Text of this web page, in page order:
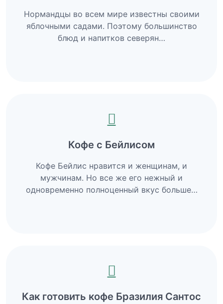
Нормандцы во всем мире известны своими
яблочными садами. Поэтому большинство
блюд и напитков северян…
Кофе с Бейлисом
Кофе Бейлис нравится и женщинам, и
мужчинам. Но все же его нежный и
одновременно полноценный вкус больше…
Как готовить кофе Бразилия Сантос